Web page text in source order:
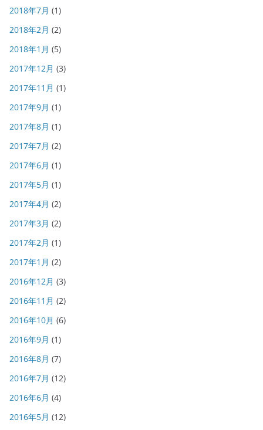
2018年7月 (1)
2018年2月 (2)
2018年1月 (5)
2017年12月 (3)
2017年11月 (1)
2017年9月 (1)
2017年8月 (1)
2017年7月 (2)
2017年6月 (1)
2017年5月 (1)
2017年4月 (2)
2017年3月 (2)
2017年2月 (1)
2017年1月 (2)
2016年12月 (3)
2016年11月 (2)
2016年10月 (6)
2016年9月 (1)
2016年8月 (7)
2016年7月 (12)
2016年6月 (4)
2016年5月 (12)